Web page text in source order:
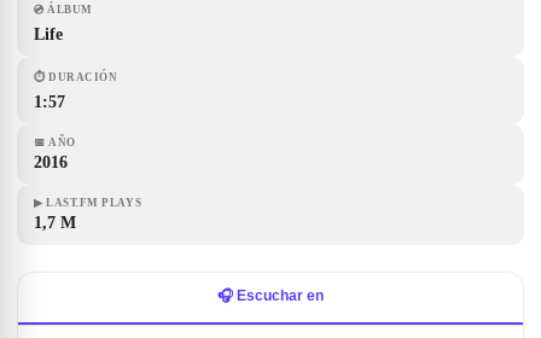
💿 ÁLBUM
Life
⏱ DURACIÓN
1:57
📅 AÑO
2016
▶ LAST.FM PLAYS
1,7 M
🎧 Escuchar en